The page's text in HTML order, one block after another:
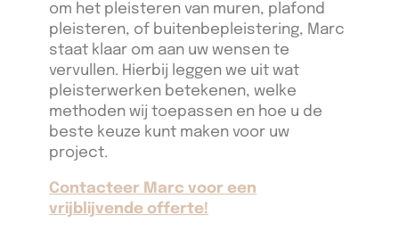
om het pleisteren van muren, plafond
pleisteren, of buitenbepleistering, Marc
staat klaar om aan uw wensen te
vervullen. Hierbij leggen we uit wat
pleisterwerken betekenen, welke
methoden wij toepassen en hoe u de
beste keuze kunt maken voor uw
project.
Contacteer Marc voor een
vrijblijvende offerte!